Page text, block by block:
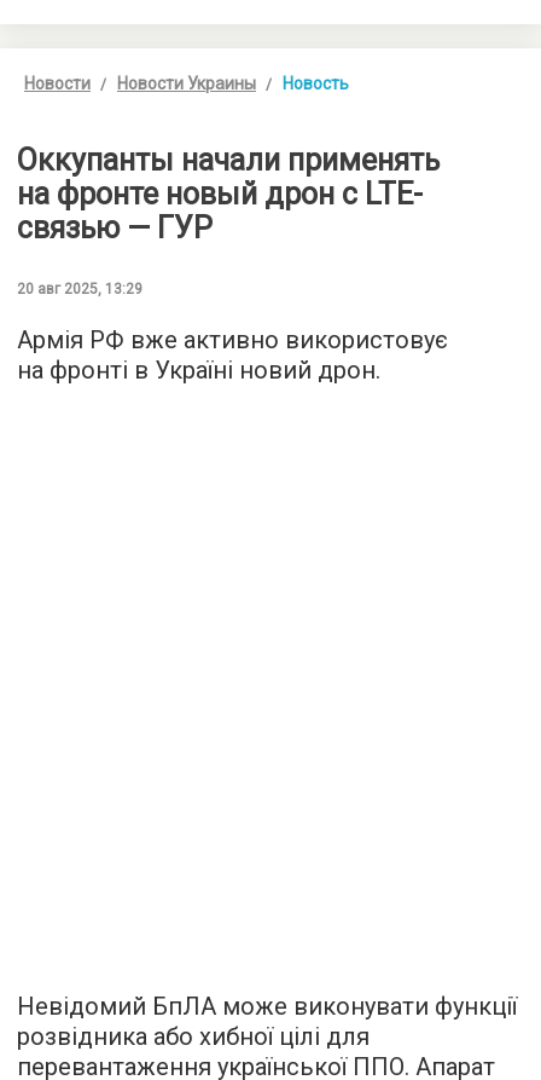
Новости Новости Украины Новость
Оккупанты начали применять
на фронте новый дрон с LTE-
связью — ГУР
20 авг 2025, 13:29
Армія РФ вже активно використовує
на фронті в Україні новий дрон.
Невідомий БпЛА може виконувати функції
розвідника або хибної цілі для
перевантаження української ППО. Апарат